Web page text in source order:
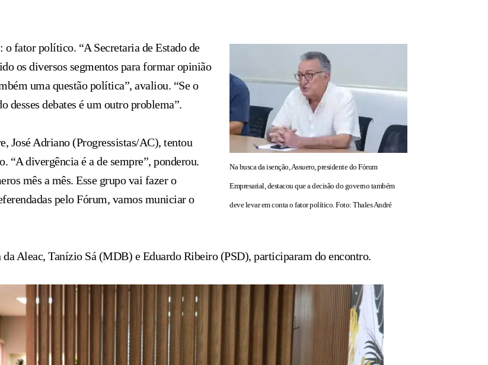
Na busca da isenção, Assuero, presidente do Fórum
Empresarial, destacou que a decisão do governo também
deve levar em conta o fator político. Foto: Thales André
fator político. “A Secretaria de Estado de
os diversos segmentos para formar opinião
uma questão política”, avaliou. “Se o
desses debates é um outro problema”.
José Adriano (Progressistas/AC), tentou
“A divergência é a de sempre”, ponderou.
mês a mês. Esse grupo vai fazer o
pelo Fórum, vamos municiar o
Aleac, Tanízio Sá (MDB) e Eduardo Ribeiro (PSD), participaram do encontro.